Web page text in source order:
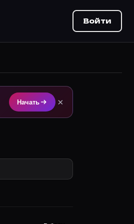
planner.ru).
Войти
Начать ×